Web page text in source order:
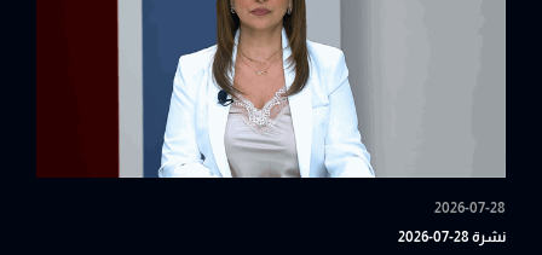
2026-07-28
نشرة 28-07-2026